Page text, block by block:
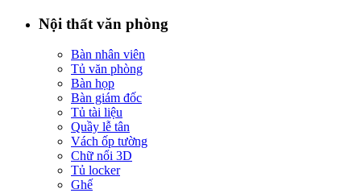
Nội thất văn phòng
Bàn nhân viên
Tủ văn phòng
Bàn họp
Bàn giám đốc
Tủ tài liệu
Quầy lễ tân
Vách ốp tường
Chữ nổi 3D
Tủ locker
Ghế